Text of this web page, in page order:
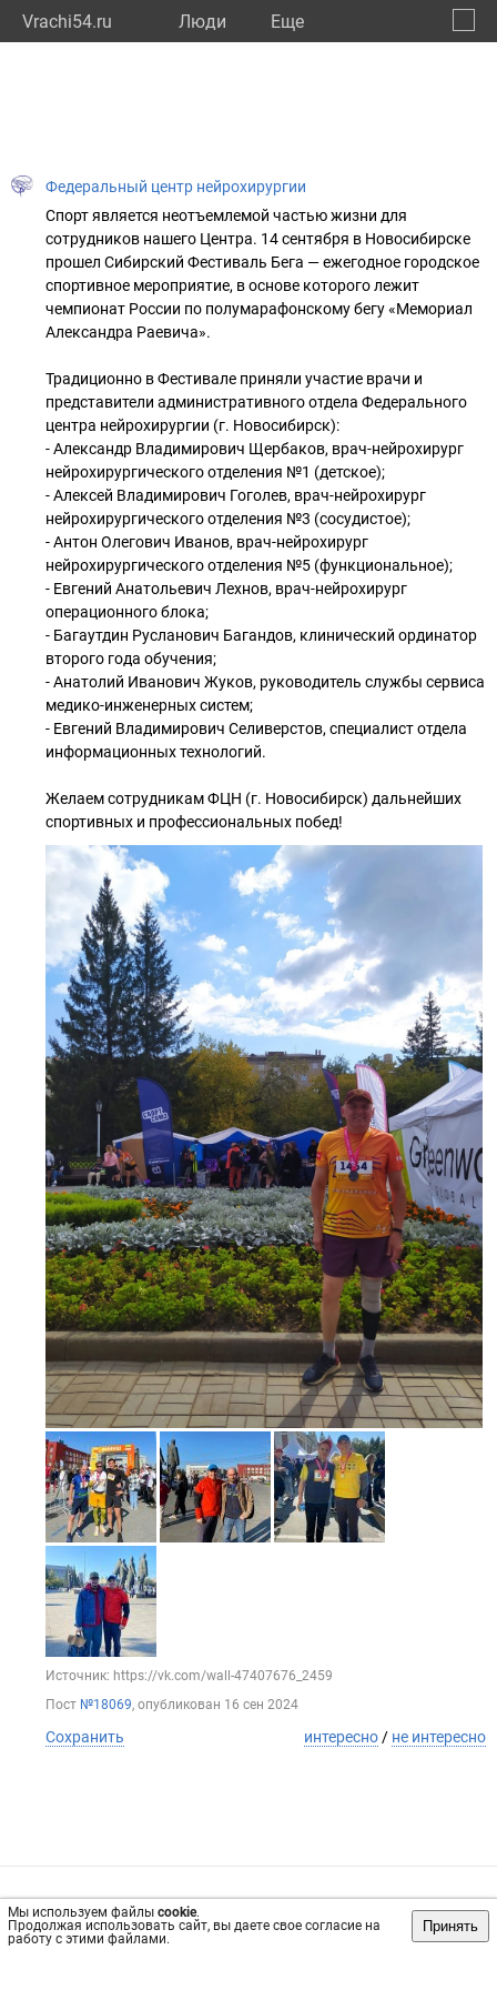
Vrachi54.ru Люди Eще
Мы используем файлы cookie.
Продолжая использовать сайт, вы даете свое согласие на
работу с этими файлами.
Принять
Федеральный центр нейрохирургии
Спорт является неотъемлемой частью жизни для
сотрудников нашего Центра. 14 сентября в Новосибирске
прошел Сибирский Фестиваль Бега — ежегодное городское
спортивное мероприятие, в основе которого лежит
чемпионат России по полумарафонскому бегу «Мемориал
Александра Раевича».
Традиционно в Фестивале приняли участие врачи и
представители административного отдела Федерального
центра нейрохирургии (г. Новосибирск):
- Александр Владимирович Щербаков, врач-нейрохирург
нейрохирургического отделения №1 (детское);
- Алексей Владимирович Гоголев, врач-нейрохирург
нейрохирургического отделения №3 (сосудистое);
- Антон Олегович Иванов, врач-нейрохирург
нейрохирургического отделения №5 (функциональное);
- Евгений Анатольевич Лехнов, врач-нейрохирург
операционного блока;
- Багаутдин Русланович Багандов, клинический ординатор
второго года обучения;
- Анатолий Иванович Жуков, руководитель службы сервиса
медико-инженерных систем;
- Евгений Владимирович Селиверстов, специалист отдела
информационных технологий.
Желаем сотрудникам ФЦН (г. Новосибирск) дальнейших
спортивных и профессиональных побед!
Источник: https://vk.com/wall-47407676_2459
Пост №18069, опубликован 16 сен 2024
Сохранить интересно/ не интересно
Обратная связь Инвесторам
vrachi54.ru, 2019-2026 гг.